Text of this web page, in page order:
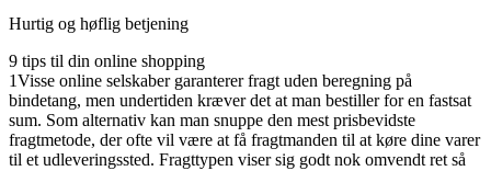
Hurtig og høflig betjening
9 tips til din online shopping
1Visse online selskaber garanterer fragt uden beregning på
bindetang, men undertiden kræver det at man bestiller for en fastsat
sum. Som alternativ kan man snuppe den mest prisbevidste
fragtmetode, der ofte vil være at få fragtmanden til at køre dine varer
til et udleveringssted. Fragttypen viser sig godt nok omvendt ret så